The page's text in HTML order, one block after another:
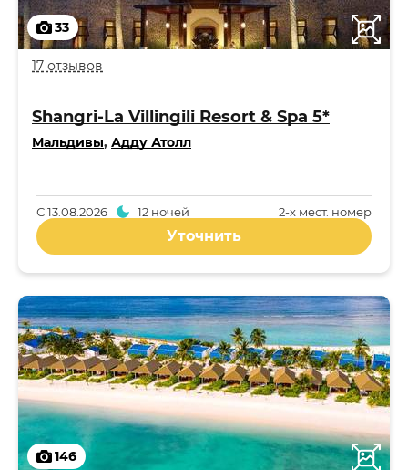
33
17 отзывов
Shangri-La Villingili Resort & Spa 5*
Мальдивы, Адду Атолл
2-x мест. номер
С13.08.2026 12 ночей
Уточнить
146